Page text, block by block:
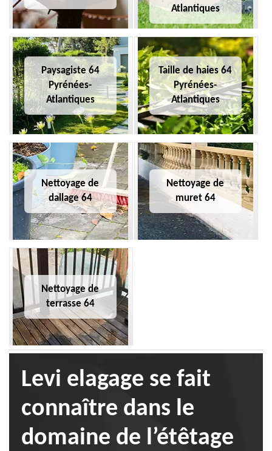
Atlantiques
Paysagiste 64
Pyrénées-
Atlantiques
Taille de haies 64
Pyrénées-
Atlantiques
Nettoyage de
dallage 64
Nettoyage de
muret 64
Nettoyage de
terrasse 64
Levi elagage se fait
connaître dans le
domaine de l’étêtage